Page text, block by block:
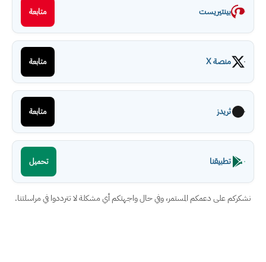
بينتيريست متابعة
منصة X متابعة
ثريدز متابعة
تطبيقنا تحميل
نشكركم على دعمكم المستمر، وفي حال واجهتكم أي مشكلة لا تترددوا في مراسلتنا.